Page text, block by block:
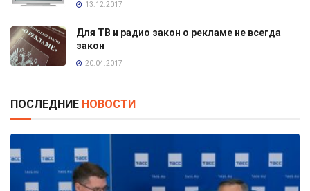
13.12.2017
Для ТВ и радио закон о рекламе не всегда
закон
20.04.2017
ПОСЛЕДНИЕ НОВОСТИ